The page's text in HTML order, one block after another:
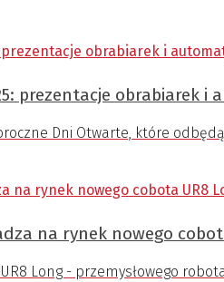
prezentacje obrabiarek i
Dni Otwarte, które
na rynek nowego
Long - przemysłowego